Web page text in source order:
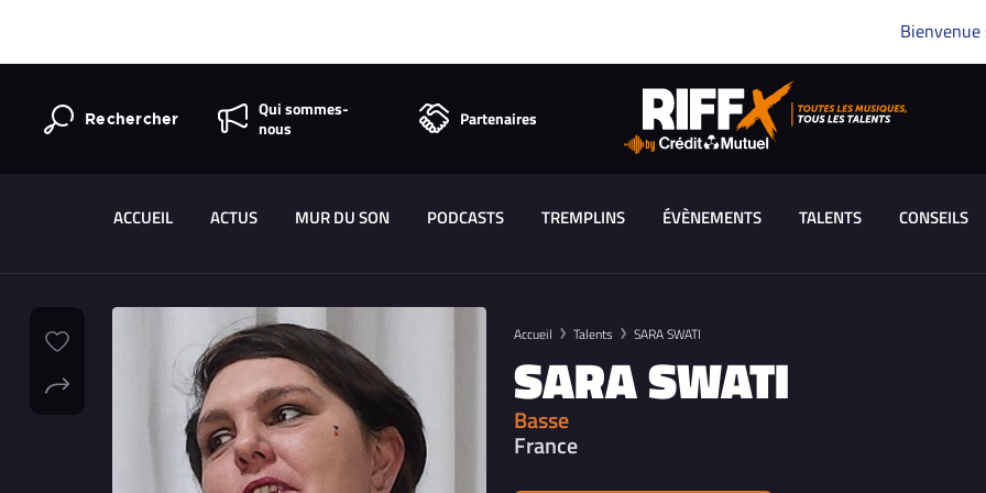
Bienvenue
Rechercher
Qui sommes-
nous
Partenaires
ACCUEIL ACTUS MUR DU SON PODCASTS TREMPLINS ÉVÈNEMENTS TALENTS CONSEILS
Accueil Talents SARA SWATI
SARA SWATI
Basse
France